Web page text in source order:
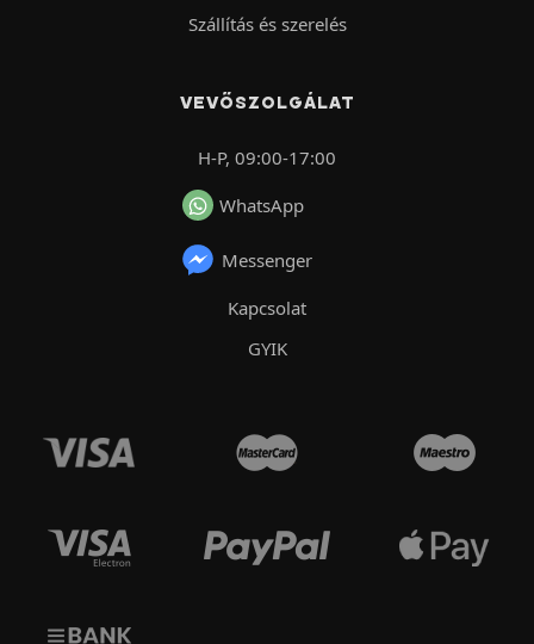
Szállítás és szerelés
VEVŐSZOLGÁLAT
H-P, 09:00-17:00
WhatsApp
Messenger
Kapcsolat
GYIK